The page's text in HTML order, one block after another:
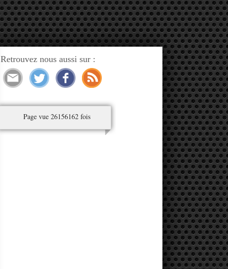
Retrouvez nous aussi sur :
Page vue 26156162 fois